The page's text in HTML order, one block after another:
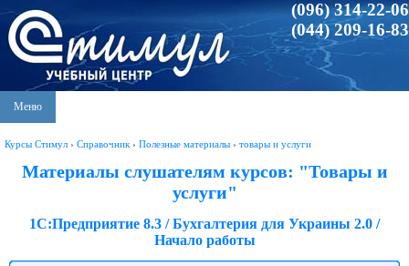
(096) 314-22-06
(044) 209-16-83
Меню
Курсы Стимул › Справочник › Полезные материалы › товары и услуги
Материалы слушателям курсов: "Товары и
услуги"
1С:Предприятие 8.3 / Бухгалтерия для Украины 2.0 /
Начало работы